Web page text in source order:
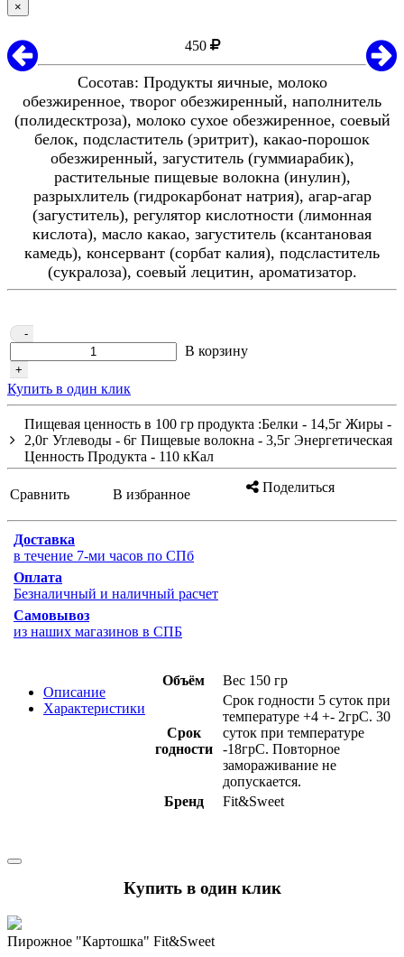
×
450
Сосотав: Продукты яичные, молоко
обезжиренное, творог обезжиренный, наполнитель
(полидесктроза), молоко сухое обезжиренное, соевый
белок, подсластитель (эритрит), какао-порошок
обезжиренный, загуститель (гуммиарабик),
растительные пищевые волокна (инулин),
разрыхлитель (гидрокарбонат натрия), агар-агар
(загуститель), регулятор кислотности (лимонная
кислота), масло какао, загуститель (ксантановая
камедь), консервант (сорбат калия), подсластитель
(сукралоза), соевый лецитин, ароматизатор.
-
+
В корзину
Купить в один клик
Пищевая ценность в 100 гр продукта :Белки - 14,5г Жиры -
2,0г Углеводы - 6г Пищевые волокна - 3,5г Энергетическая
Ценность Продукта - 110 кКал
Сравнить В избранное Поделиться
Доставка
в течение 7-ми часов по СПб
Оплата
Безналичный и наличный расчет
Самовывоз
из наших магазинов в СПБ
Описание
Характеристики
Объём Вес 150 гр
Срок
годности
Срок годности 5 суток при
температуре +4 +- 2грС. 30
суток при температуре
-18грС. Повторное
замораживание не
допускается.
Бренд
Fit&Sweet
Купить в один клик
Пирожное "Картошка" Fit&Sweet